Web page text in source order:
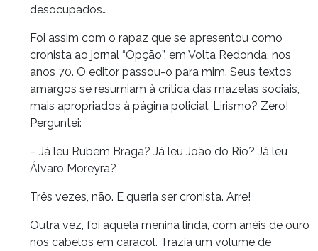
desocupados…
Foi assim com o rapaz que se apresentou como
cronista ao jornal “Opção”, em Volta Redonda, nos
anos 70. O editor passou-o para mim. Seus textos
amargos se resumiam à crítica das mazelas sociais,
mais apropriados à página policial. Lirismo? Zero!
Perguntei:
– Já leu Rubem Braga? Já leu João do Rio? Já leu
Álvaro Moreyra?
Três vezes, não. E queria ser cronista. Arre!
Outra vez, foi aquela menina linda, com anéis de ouro
nos cabelos em caracol. Trazia um volume de